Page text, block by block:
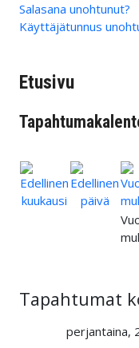
Salasana unohtunut?
Käyttäjätunnus
Etusivu
Tapahtumat
perjantaina,